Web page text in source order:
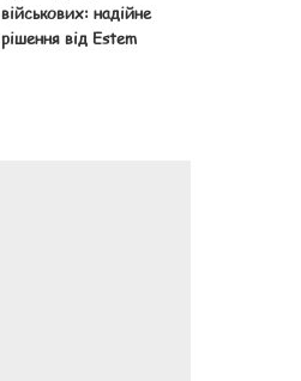
військових: надійне
рішення від Estem